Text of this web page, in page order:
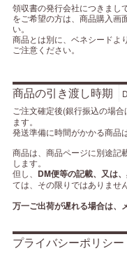
領収書の発行会社につきまし
をご希望の方は、商品購入画
い。
商品とは別に、ベネシードよ
ご注意ください。
商品の引き渡し時期
ご注文確定後(銀行振込の場
ます。
発送準備に時間がかかる商品
商品は、商品ページに別途記
します。
但し、 DM便等の記載、又は
ては、その限りではありません
万一ご出荷が遅れる場合は、
プライバシーポリシー